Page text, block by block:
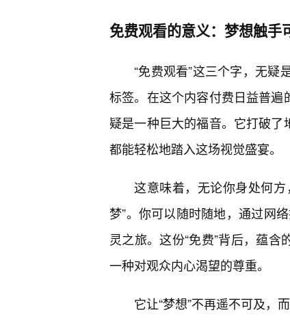
免费观看的意义：梦想触手
“免费观看”这三个字，无疑
标签。在这个内容付费日益普
疑是一种巨大的福音。它打破了
都能轻松地踏入这场视觉盛宴。
这意味着，无论你身处何
梦”。你可以随时随地，通过网
灵之旅。这份“免费”背后，蕴
一种对观众内心渴望的尊重。
它让“梦想”不再遥不可及，